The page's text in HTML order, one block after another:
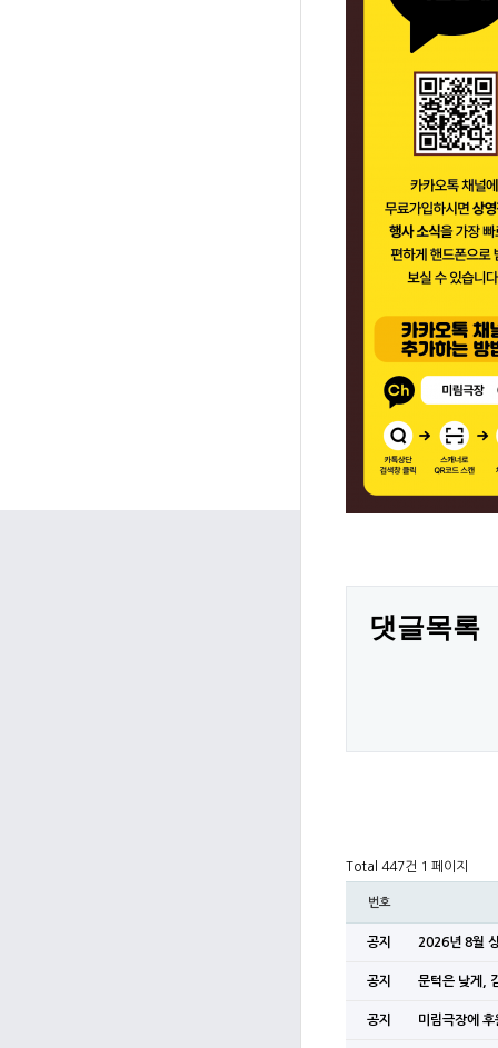
댓글목록
Total 447건 1 페이지
번호
공지 2026년 8월
공지 문턱은 낮게,
공지 미림극장에